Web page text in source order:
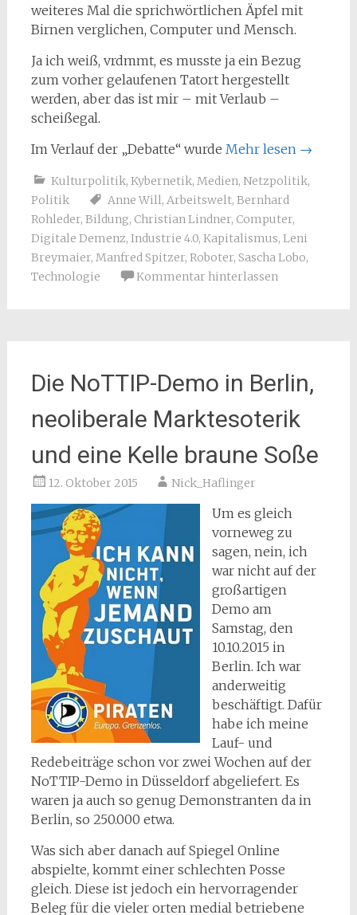
weiteres Mal die sprichwörtlichen Äpfel mit
Birnen verglichen, Computer und Mensch.
Ja ich weiß, vrdmmt, es musste ja ein Bezug
zum vorher gelaufenen Tatort hergestellt
werden, aber das ist mir – mit Verlaub –
scheißegal.
Im Verlauf der „Debatte“ wurde Mehr lesen →
Kulturpolitik, Kybernetik, Medien, Netzpolitik,
Politik
Anne Will, Arbeitswelt, Bernhard
Rohleder, Bildung, Christian Lindner, Computer,
Digitale Demenz, Industrie 4.0, Kapitalismus, Leni
Breymaier, Manfred Spitzer, Roboter, Sascha Lobo,
Technologie
Kommentar hinterlassen
Die NoTTIP-Demo in Berlin,
neoliberale Marktesoterik
und eine Kelle braune Soße
12. Oktober 2015 Nick_Haflinger
Um es gleich
vorneweg zu
sagen, nein, ich
war nicht auf der
großartigen
Demo am
Samstag, den
10.10.2015 in
Berlin. Ich war
anderweitig
beschäftigt. Dafür
habe ich meine
Lauf- und
Redebeiträge schon vor zwei Wochen auf der
NoTTIP-Demo in Düsseldorf abgeliefert. Es
waren ja auch so genug Demonstranten da in
Berlin, so 250.000 etwa.
Was sich aber danach auf Spiegel Online
abspielte, kommt einer schlechten Posse
gleich. Diese ist jedoch ein hervorragender
Beleg für die vieler orten medial betriebene